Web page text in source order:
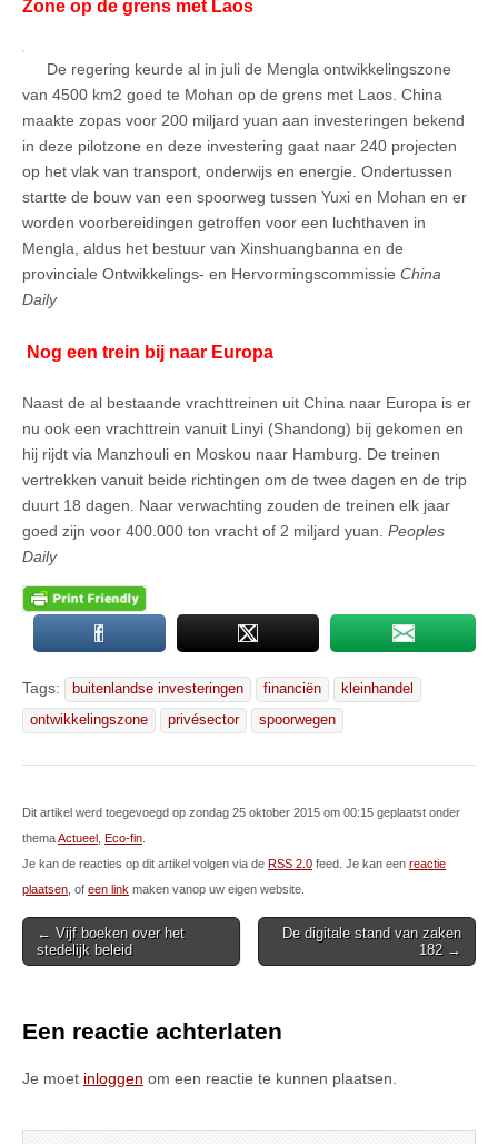
Zone op de grens met Laos
De regering keurde al in juli de Mengla ontwikkelingszone
van 4500 km2 goed te Mohan op de grens met Laos. China
maakte zopas voor 200 miljard yuan aan investeringen bekend
in deze pilotzone en deze investering gaat naar 240 projecten
op het vlak van transport, onderwijs en energie. Ondertussen
startte de bouw van een spoorweg tussen Yuxi en Mohan en er
worden voorbereidingen getroffen voor een luchthaven in
Mengla, aldus het bestuur van Xinshuangbanna en de
provinciale Ontwikkelings- en Hervormingscommissie China
Daily
Nog een trein bij naar Europa
Naast de al bestaande vrachttreinen uit China naar Europa is er
nu ook een vrachttrein vanuit Linyi (Shandong) bij gekomen en
hij rijdt via Manzhouli en Moskou naar Hamburg. De treinen
vertrekken vanuit beide richtingen om de twee dagen en de trip
duurt 18 dagen. Naar verwachting zouden de treinen elk jaar
goed zijn voor 400.000 ton vracht of 2 miljard yuan. Peoples
Daily
Tags: buitenlandse investeringen financiën
kleinhandel
ontwikkelingszone
privésector spoorwegen
Dit artikel werd toegevoegd op zondag 25 oktober 2015 om 00:15 geplaatst onder
themaActueel Eco-fin
Je kan de reacties op dit artikel volgen via de RSS 2.0 feed. Je kan een reactie
plaatsen , of een link maken vanop uw eigen website.
Post
navigation
← Vijf boeken over het
stedelijk beleid
De digitale stand van zaken
182 →
Een reactie achterlaten
Je moet inloggen om een reactie te kunnen plaatsen.